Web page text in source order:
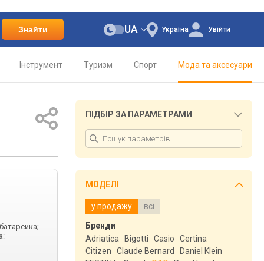
Знайти Україна
UA Увійти
Інструмент Туризм Спорт Мода та аксесуари
ПІДБІР ЗА ПАРАМЕТРАМИ
МОДЕЛІ
у продажу всі
Бренди
Adriatica
Bigotti Casio
Certina
Citizen
Claude Bernard
Daniel Klein